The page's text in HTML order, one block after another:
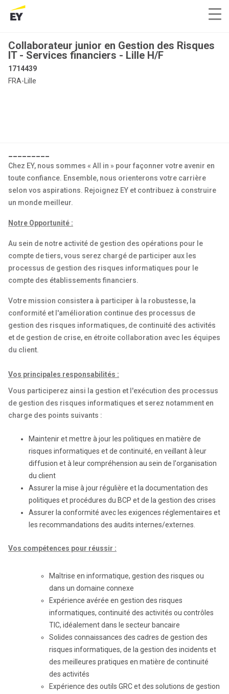
Collaborateur junior en Gestion des Risques
IT - Services financiers - Lille H/F
1714439
FRA-Lille
Chez EY, nous sommes « All in » pour façonner votre avenir en
toute confiance. Ensemble, nous orienterons votre carrière
selon vos aspirations. Rejoignez EY et contribuez à construire
un monde meilleur.
Notre Opportunité :
Au sein de notre activité de gestion des opérations pour le
compte de tiers, vous serez chargé de participer aux les
processus de gestion des risques informatiques pour le
compte des établissements financiers.
Votre mission consistera à participer à la robustesse, la
conformité et l'amélioration continue des processus de
gestion des risques informatiques, de continuité des activités
et de gestion de crise, en étroite collaboration avec les équipes
du client.
Vos principales responsabilités :
Vous participerez ainsi la gestion et l'exécution des processus
de gestion des risques informatiques et serez notamment en
charge des points suivants :
Maintenir et mettre à jour les politiques en matière de
risques informatiques et de continuité, en veillant à leur
diffusion et à leur compréhension au sein de l'organisation
du client
Assurer la mise à jour régulière et la documentation des
politiques et procédures du BCP et de la gestion des crises
Assurer la conformité avec les exigences réglementaires et
les recommandations des audits internes/externes.
Vos compétences pour réussir :
Maîtrise en informatique, gestion des risques ou
dans un domaine connexe
Expérience avérée en gestion des risques
informatiques, continuité des activités ou contrôles
TIC, idéalement dans le secteur bancaire
Solides connaissances des cadres de gestion des
risques informatiques, de la gestion des incidents et
des meilleures pratiques en matière de continuité
des activités
Expérience des outils GRC et des solutions de gestion